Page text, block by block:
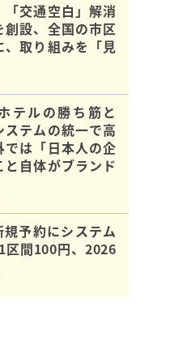
「交通空白」解消
創設、全国の市区
、取り組みを「見
テルの勝ち筋と
テムの統一で高
では「日本人の企
と自体がブランド
規予約にシステム
区間100円、2026